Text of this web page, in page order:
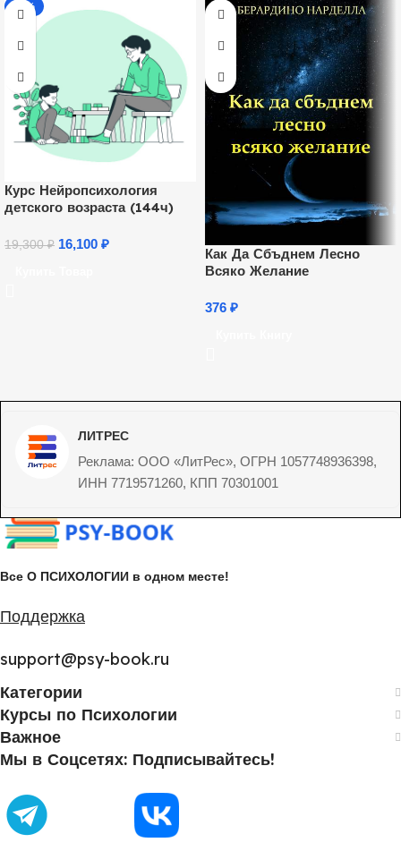
-17%
Курс Нейропсихология
детского возраста (144ч)
19,300₽ 16,100 ₽
Как Да Сбъднем Лесно
Всяко Желание
376 ₽
ЛИТРЕС
Реклама: ООО «ЛитРес», ОГРН 1057748936398,
ИНН 7719571260, КПП 70301001
Все О ПСИХОЛОГИИ в одном месте!
Поддержка
support@psy-book.ru
Категории
Курсы по Психологии
Важное
Мы в Соцсетях: Подписывайтесь!